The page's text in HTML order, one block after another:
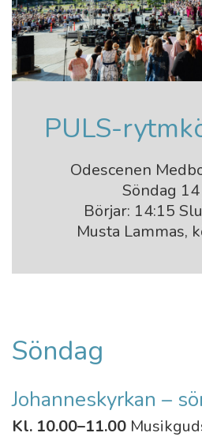
PULS-
Odescenen
Söndag
Börjar: 14:15
Musta Lammas,
Söndag
Johanneskyrkan –
Kl. 10.00–11.00